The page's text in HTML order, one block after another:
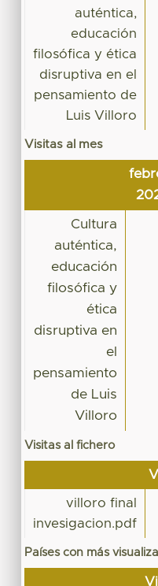
auténtica,
educación
filosófica y ética
disruptiva en el
pensamiento de
Luis Villoro
Visitas al mes
Cultura
auténtica,
educación
filosófica y
ética
disruptiva en
el
pensamiento
de Luis
Villoro
Visitas al fichero
villoro final
invesigacion.pdf
Países con más